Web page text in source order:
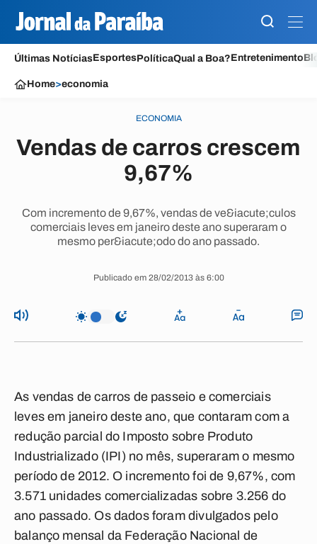
Últimas NotíciasEsportesPolíticaQual a Boa?Entretenimento
Home>economia
ECONOMIA
Vendas de carros crescem
9,67%
Com incremento de 9,67%, vendas de ve&iacute;culos
comerciais leves em janeiro deste ano superaram o
mesmo per&iacute;odo do ano passado.
Publicado em 28/02/2013 às 6:00
As vendas de carros de passeio e comerciais
leves em janeiro deste ano, que contaram com a
redução parcial do Imposto sobre Produto
Industrializado (IPI) no mês, superaram o mesmo
período de 2012. O incremento foi de 9,67%, com
3.571 unidades comercializadas sobre 3.256 do
ano passado. Os dados foram divulgados pelo
balanço mensal da Federação Nacional de